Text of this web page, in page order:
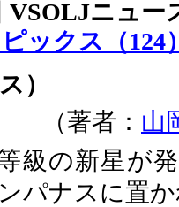
VSOLJニュ
ックス（124
）
（著者： 山
級の新星が
パナスに置